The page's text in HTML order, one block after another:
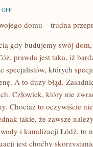
ON
FACHOWCÓW
domu – trudna
gdy budujemy swój
prawda jest taka, iż
specjalistów, których
A to duży błąd.
Człowiek, który nie
Chociaż to oczywiście
takie, że zawsze
wody i kanalizacji Łódź, to
jest choćby